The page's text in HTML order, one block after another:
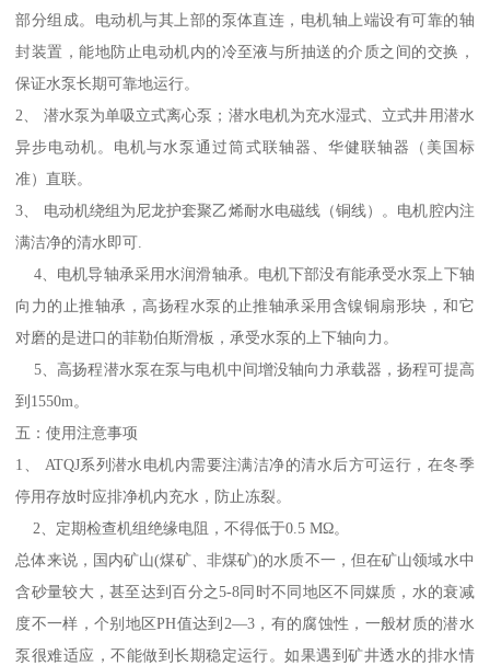
部分组成。电动机与其上部的泵体直连，电机轴上端设有可靠的轴
封装置，能地防止电动机内的冷至液与所抽送的介质之间的交换，
保证水泵长期可靠地运行。
2、 潜水泵为单吸立式离心泵；潜水电机为充水湿式、立式井用潜水
异步电动机。电机与水泵通过筒式联轴器、华健联轴器（美国标
准）直联。
3、 电动机绕组为尼龙护套聚乙烯耐水电磁线（铜线）。电机腔内注
满洁净的清水即可.
4、电机导轴承采用水润滑轴承。电机下部没有能承受水泵上下轴
向力的止推轴承，高扬程水泵的止推轴承采用含镍铜扇形块，和它
对磨的是进口的菲勒伯斯滑板，承受水泵的上下轴向力。
5、高扬程潜水泵在泵与电机中间增没轴向力承载器，扬程可提高
到1550m。
五：使用注意事项
1、 ATQJ系列潜水电机内需要注满洁净的清水后方可运行，在冬季
停用存放时应排净机内充水，防止冻裂。
2、定期检查机组绝缘电阻，不得低于0.5 MΩ。
总体来说，国内矿山(煤矿、非煤矿)的水质不一，但在矿山领域水中
含砂量较大，甚至达到百分之5-8同时不同地区不同媒质，水的衰减
度不一样，个别地区PH值达到2—3，有的腐蚀性，一般材质的潜水
泵很难适应，不能做到长期稳定运行。如果遇到矿井透水的排水情